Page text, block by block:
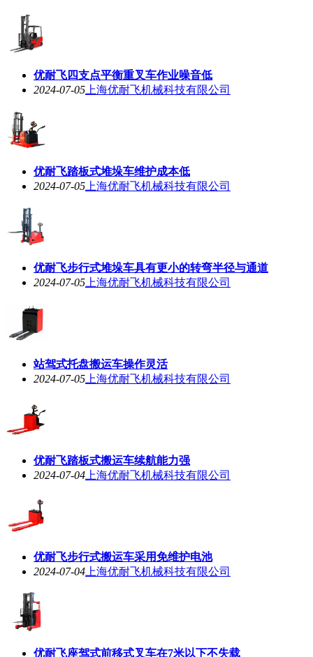
优耐飞四支点平衡重叉车作业噪音低
2024-07-05 上海优耐飞机械科技有限公司
优耐飞踏板式堆垛车维护成本低
2024-07-05 上海优耐飞机械科技有限公司
优耐飞步行式堆垛车具有更小的转弯半径与通道
2024-07-05 上海优耐飞机械科技有限公司
站驾式托盘搬运车操作灵活
2024-07-05 上海优耐飞机械科技有限公司
优耐飞踏板式搬运车续航能力强
2024-07-04 上海优耐飞机械科技有限公司
优耐飞步行式搬运车采用免维护电池
2024-07-04 上海优耐飞机械科技有限公司
优耐飞座驾式前移式叉车在7米以下不失载